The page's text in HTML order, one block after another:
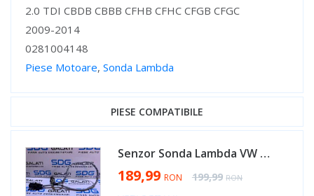
2.0 TDI CBDB CBBB CFHB CFHC CFGB CFGC
2009-2014
0281004148
Piese Motoare, Sonda Lambda
PIESE COMPATIBILE
Senzor Sonda Lambda VW Jetta 1.9 TDI 2005 - 2018 Cod 0281004148 [B0054]
Special Price
189,99 RON Regular Price
199,99 RON